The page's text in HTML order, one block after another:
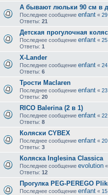
А бывают люльки 90 см в
Последнее сообщение enfant «
Ответы: 21
Детская прогулочная
Последнее сообщение enfant «
Ответы: 1
X-Lander
Последнее сообщение enfant «
Ответы: 6
Трости Maclaren
Последнее сообщение enfant «
Ответы: 20
RICO Balerina (2 в 1)
Последнее сообщение enfant «
Ответы: 8
Коляски CYBEX
Последнее сообщение enfant «
Ответы: 3
Коляска Inglesina Classica
Последнее сообщение evolution «
Ответы: 12
Прогулка PEG-PEREGO
Последнее сообщение enfant «